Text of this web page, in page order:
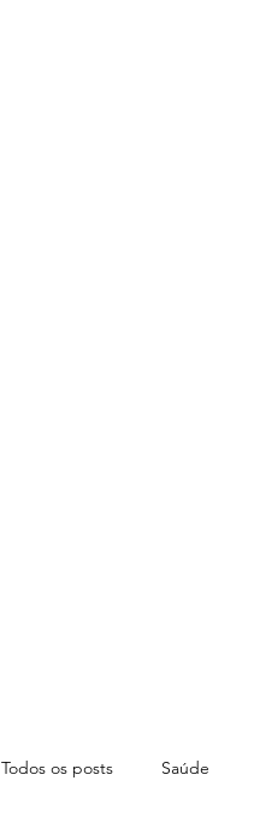
Todos os posts Saúde